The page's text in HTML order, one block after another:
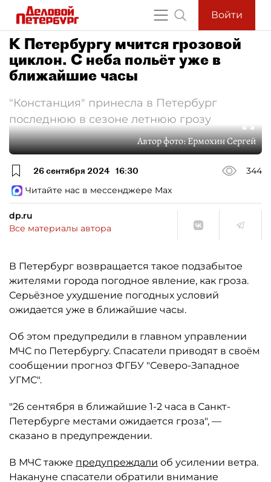
Войти
К Петербургу мчится грозовой
циклон. С неба польёт уже в
ближайшие часы
"Констанция" принесла в Петербург
последнюю в сезоне летнюю грозу
Автор фото:Ермохин Сергей
26 сентября 2024 16:30
344
Читайте нас в мессенджере Max
dp.ru
Все материалы автора
В Петербург возвращается такое подзабытое
жителями города погодное явление, как гроза.
Серьёзное ухудшение погодных условий
ожидается уже в ближайшие часы.
Об этом предупредили в главном управлении
МЧС по Петербургу. Спасатели приводят в своём
сообщении прогноз ФГБУ "Северо-Западное
УГМС".
"26 сентября в ближайшие 1-2 часа в Санкт-
Петербурге местами ожидается гроза", —
сказано в предупреждении.
В МЧС также предупреждали об усилении ветра.
Накануне спасатели обратили внимание